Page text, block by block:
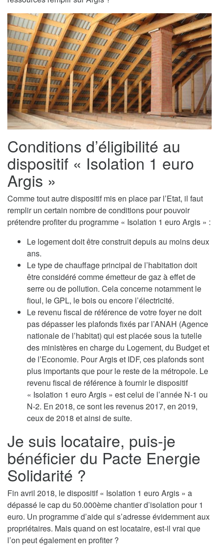
Conditions d’éligibilité au
dispositif « Isolation 1 euro
Argis »
Comme tout autre dispositif mis en place par l’Etat, il faut
remplir un certain nombre de conditions pour pouvoir
prétendre profiter du programme « Isolation 1 euro Argis » :
Le logement doit être construit depuis au moins deux
ans.
Le type de chauffage principal de l’habitation doit
être considéré comme émetteur de gaz à effet de
serre ou de pollution. Cela concerne notamment le
fioul, le GPL, le bois ou encore l’électricité.
Le revenu fiscal de référence de votre foyer ne doit
pas dépasser les plafonds fixés par l’ANAH (Agence
nationale de l’habitat) qui est placée sous la tutelle
des ministères en charge du Logement, du Budget et
de l’Economie. Pour Argis et IDF, ces plafonds sont
plus importants que pour le reste de la métropole. Le
revenu fiscal de référence à fournir le dispositif
« Isolation 1 euro Argis » est celui de l’année N-1 ou
N-2. En 2018, ce sont les revenus 2017, en 2019,
ceux de 2018 et ainsi de suite.
Je suis locataire, puis-je
bénéficier du Pacte Energie
Solidarité ?
Fin avril 2018, le dispositif « Isolation 1 euro Argis » a
dépassé le cap du 50.000ème chantier d’isolation pour 1
euro. Un programme d’aide qui s’adresse évidemment aux
propriétaires. Mais quand on est locataire, est-il vrai que
l’on peut également en profiter ?